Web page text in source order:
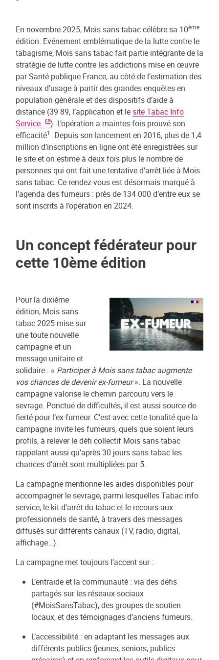
En novembre 2025, Mois sans tabac célèbre sa 10ème
édition. Evénement emblématique de la lutte contre le
tabagisme, Mois sans tabac fait partie intégrante de la
stratégie de lutte contre les addictions mise en œuvre
par Santé publique France, au côté de l’estimation des
niveaux d’usage à partir des grandes enquêtes en
population générale et des dispositifs d’aide à
distance (39 89, l’application et lesite Tabac Info
Service
). L’opération a maintes fois prouvé son
efficacité1. Depuis son lancement en 2016, plus de 1,4
million d’inscriptions en ligne ont été enregistrées sur
le site et on estime à deux fois plus le nombre de
personnes qui ont fait une tentative d’arrêt liée à Mois
sans tabac. Ce rendez-vous est désormais marqué à
l’agenda des fumeurs : près de 134 000 d’entre eux se
sont inscrits à l’opération en 2024.
Un concept fédérateur pour
cette 10ème édition
Pour la dixième
édition, Mois sans
tabac 2025 mise sur
une toute nouvelle
campagne et un
message unitaire et
solidaire : « Participer à Mois sans tabac augmente
vos chances de devenir ex-fumeur». La nouvelle
campagne valorise le chemin parcouru vers le
sevrage. Ponctué de difficultés, il est aussi source de
fierté pour l’ex-fumeur. C’est avec cette tonalité que la
campagne invite les fumeurs, quels que soient leurs
profils, à relever le défi collectif Mois sans tabac
rappelant aussi qu’après 30 jours sans tabac les
chances d’arrêt sont multipliées par 5.
La campagne mentionne les aides disponibles pour
accompagner le sevrage, parmi lesquelles Tabac info
service, le kit d’arrêt du tabac et le recours aux
professionnels de santé, à travers des messages
diffusés sur différents canaux (TV, radio, digital,
affichage…).
La campagne met toujours l’accent sur :
L’entraide et la communauté : via des défis
partagés sur les réseaux sociaux
(#MoisSansTabac), des groupes de soutien
locaux, et des témoignages d’anciens fumeurs.
L’accessibilité : en adaptant les messages aux
différents publics (jeunes, seniors, publics